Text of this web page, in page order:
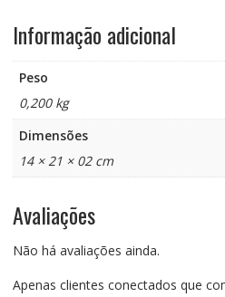
Informação adicional
Peso
0,200 kg
Dimensões
14 × 21 × 02 cm
Avaliações
Não há avaliações ainda.
Apenas clientes conectados que